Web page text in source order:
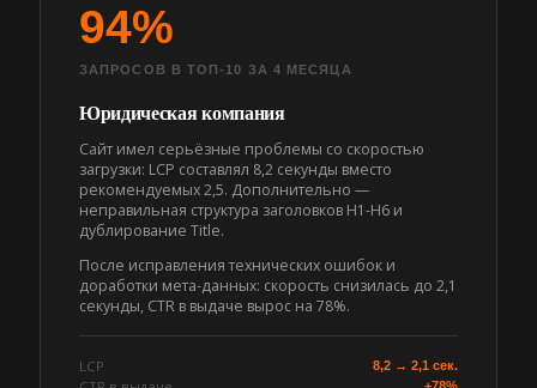
94%
ЗАПРОСОВ В ТОП-10 ЗА 4 МЕСЯЦА
Юридическая компания
Сайт имел серьёзные проблемы со скоростью
загрузки: LCP составлял 8,2 секунды вместо
рекомендуемых 2,5. Дополнительно —
неправильная структура заголовков H1-H6 и
дублирование Title.
После исправления технических ошибок и
доработки мета-данных: скорость снизилась до 2,1
секунды, CTR в выдаче вырос на 78%.
LCP 8,2 → 2,1 сек.